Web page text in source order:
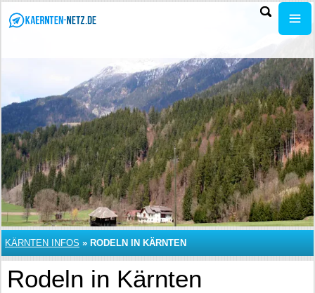
KÄRNTEN INFOS » RODELN IN KÄRNTEN
Rodeln in Kärnten